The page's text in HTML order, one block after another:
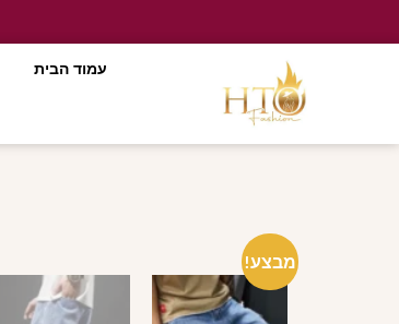
עמוד הבית
מבצע!